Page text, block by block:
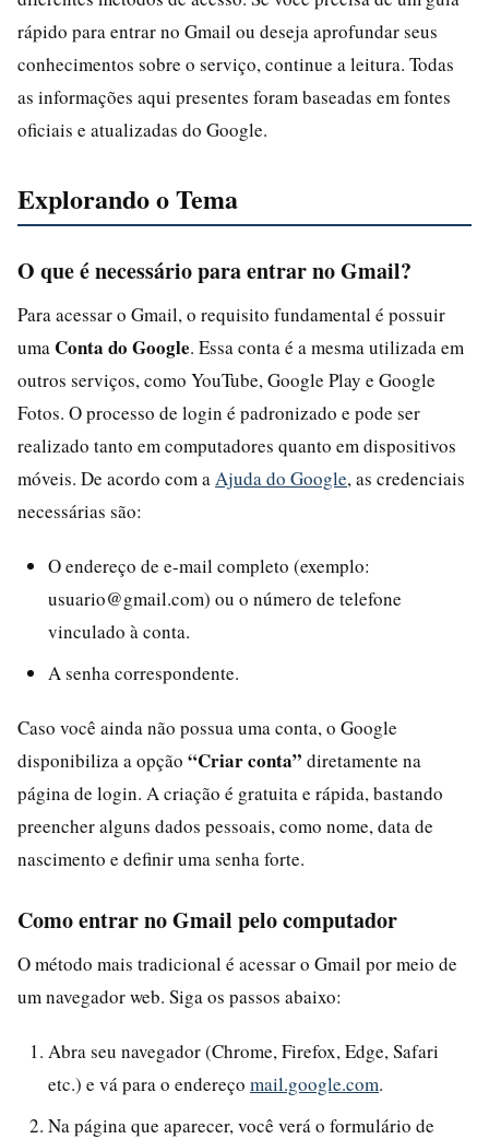
rápido para entrar no Gmail ou deseja aprofundar seus
conhecimentos sobre o serviço, continue a leitura. Todas
as informações aqui presentes foram baseadas em fontes
oficiais e atualizadas do Google.
Explorando o Tema
O que é necessário para entrar no Gmail?
Para acessar o Gmail, o requisito fundamental é possuir
uma Conta do Google. Essa conta é a mesma utilizada em
outros serviços, como YouTube, Google Play e Google
Fotos. O processo de login é padronizado e pode ser
realizado tanto em computadores quanto em dispositivos
móveis. De acordo com a Ajuda do Google, as credenciais
necessárias são:
O endereço de e-mail completo (exemplo:
usuario@gmail.com) ou o número de telefone
vinculado à conta.
A senha correspondente.
Caso você ainda não possua uma conta, o Google
disponibiliza a opção “Criar conta” diretamente na
página de login. A criação é gratuita e rápida, bastando
preencher alguns dados pessoais, como nome, data de
nascimento e definir uma senha forte.
Como entrar no Gmail pelo computador
O método mais tradicional é acessar o Gmail por meio de
um navegador web. Siga os passos abaixo:
Abra seu navegador (Chrome, Firefox, Edge, Safari
etc.) e vá para o endereço mail.google.com.
Na página que aparecer, você verá o formulário de